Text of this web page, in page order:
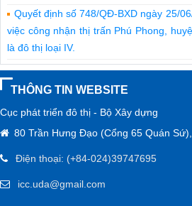
Quyết định số 748/QĐ-BXD ngày 25/
việc công nhận thị trấn Phú Phong,
là đô thị loại IV.
Nghị định số 59/2015/NĐ-CP ngày
Về quản lý dự án đầu tư xây dựng
Quyết định số 601/QĐ-BXD ngày 29/
Hóa.
Thông tư số 01/2015/TT-BXD ngày
hướng dẫn xác định đơn giá nhân công
THÔNG TIN WEBSITE
Cục phát triển đô thị - Bộ Xây dựng
80 Trần Hưng Đạo (Cổng 65 Quán
Điện thoại: (+84-024)39747695
icc.uda@gmail.com